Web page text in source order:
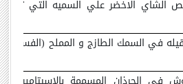
الشاي الاخضر علي السميه التي
في السمك الطازج و المملح (الفسيخ)